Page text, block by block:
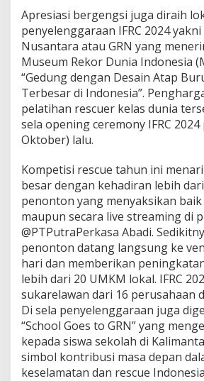
Apresiasi bergengsi juga diraih
penyelenggaraan IFRC 2024 yakni
Nusantara atau GRN yang
Museum Rekor Dunia Indonesia
“Gedung dengan Desain Atap
Terbesar di Indonesia”.
pelatihan rescuer kelas dunia
sela opening ceremony IFRC 2024
Oktober) lalu.
Kompetisi rescue tahun ini
besar dengan kehadiran lebih
penonton yang menyaksikan
maupun secara live streaming di
@PTPutraPerkasa Abadi.
penonton datang langsung ke
hari dan memberikan
lebih dari 20 UMKM lokal. IFRC
sukarelawan dari 16 perusahaan
Di sela penyelenggaraan juga
“School Goes to GRN” yang
kepada siswa sekolah di
simbol kontribusi masa depan
keselamatan dan rescue